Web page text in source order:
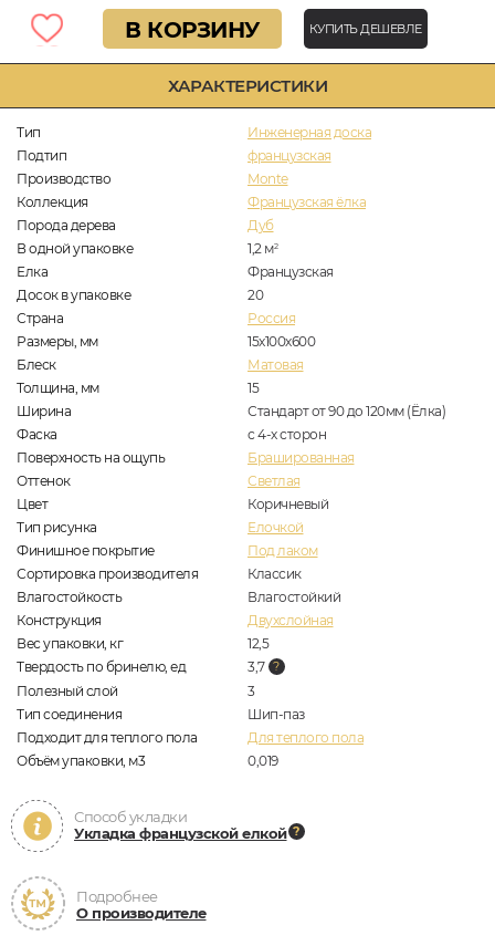
ХАРАКТЕРИСТИКИ
Тип
Инженерная доска
Подтип
французская
Производство
Monte
Коллекция
Французская ёлка
Порода дерева
Дуб
В одной упаковке
1,2 м2
Елка
Французская
Досок в упаковке
20
Страна
Россия
Размеры, мм
15х100х600
Блеск
Матовая
Толщина, мм
15
Ширина
Стандарт от 90 до 120мм (Ёлка)
Фаска
с 4-х сторон
Поверхность на ощупь
Брашированная
Оттенок
Светлая
Цвет
Коричневый
Тип рисунка
Елочкой
Финишное покрытие
Под лаком
Сортировка производителя
Классик
Влагостойкость
Влагостойкий
Конструкция
Двухслойная
Вес упаковки, кг
12,5
Твердость по бринелю, ед
3,7
Полезный слой
3
Тип соединения
Шип-паз
Подходит для теплого пола
Для теплого пола
Объём упаковки, м3
0,019
Способ укладки
Укладка французской елкой
Подробнее
О производителе
В КОРЗИНУ КУПИТЬ ДЕШЕВЛЕ